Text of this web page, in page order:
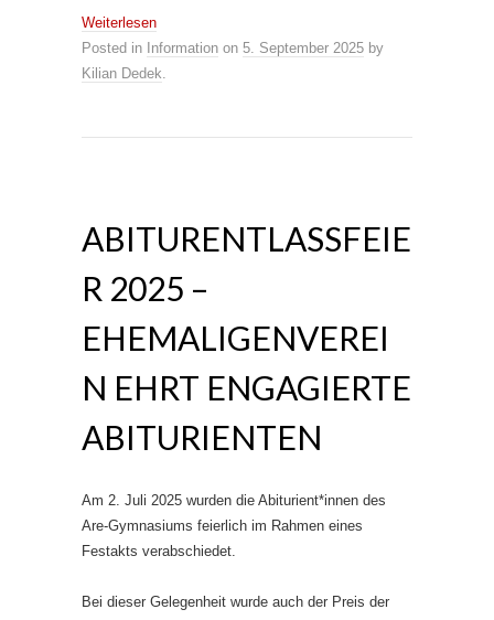
Weiterlesen
Posted in Information on 5. September 2025 by
Kilian Dedek.
ABITURENTLASSFEIE
R 2025 –
EHEMALIGENVEREI
N EHRT ENGAGIERTE
ABITURIENTEN
Am 2. Juli 2025 wurden die Abiturient*innen des
Are-Gymnasiums feierlich im Rahmen eines
Festakts verabschiedet.
Bei dieser Gelegenheit wurde auch der Preis der